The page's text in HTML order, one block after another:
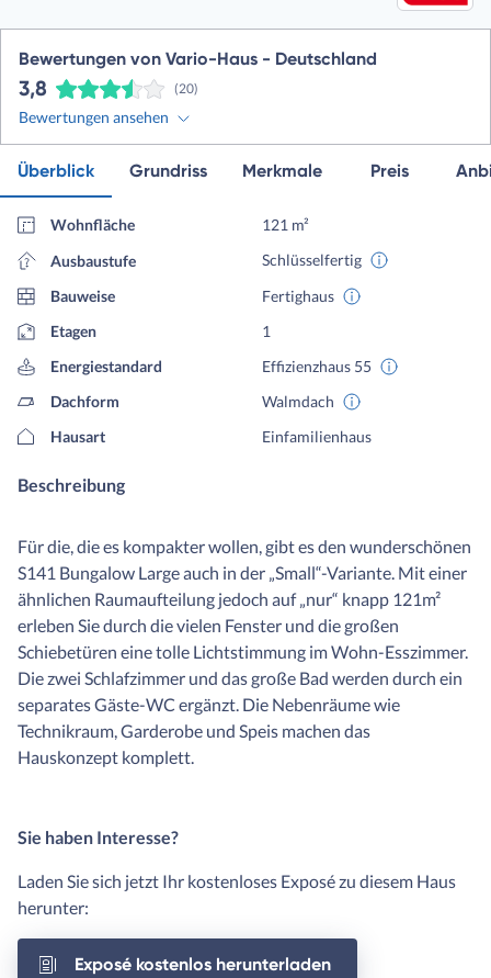
Bewertungen von Vario-Haus - Deutschland
3,8 (20)
Bewertungen ansehen
Überblick Grundriss Merkmale Preis
Wohnfläche
121 m²
Ausbaustufe
Schlüsselfertig
Bauweise
Fertighaus
Etagen
1
Energiestandard
Effizienzhaus 55
Dachform
Walmdach
Hausart
Einfamilienhaus
Beschreibung
Für die, die es kompakter wollen, gibt es den wunderschönen
S141 Bungalow Large auch in der „Small“-Variante. Mit einer
ähnlichen Raumaufteilung jedoch auf „nur“ knapp 121m²
erleben Sie durch die vielen Fenster und die großen
Schiebetüren eine tolle Lichtstimmung im Wohn-Esszimmer.
Die zwei Schlafzimmer und das große Bad werden durch ein
separates Gäste-WC ergänzt. Die Nebenräume wie
Technikraum, Garderobe und Speis machen das
Hauskonzept komplett.
Sie haben Interesse?
Laden Sie sich jetzt Ihr kostenloses Exposé zu diesem Haus
herunter:
Exposé kostenlos herunterladen